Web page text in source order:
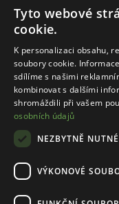
Společnost Wojas
Rady
Pravidla e-shopu Zásady
Tyto webové
cookie.
K personalizaci obsahu,
soubory cookie.
sdílíme s našimi
kombinovat s dalšími
shromáždili při vašem
osobních údajů
NEZBYTNĚ
VÝKONOVÉ